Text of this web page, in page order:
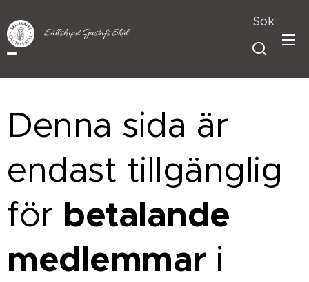
Sällskapet Gustafs Skål
Sök
Denna sida är
endast tillgänglig
för betalande
medlemmar i